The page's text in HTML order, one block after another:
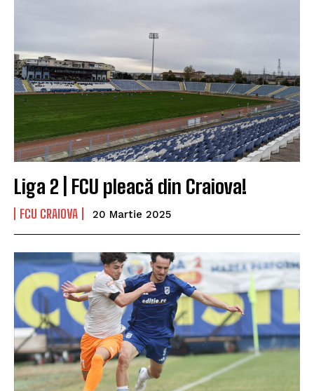
Liga 2 | FCU pleacă din Craiova!
FCU CRAIOVA 20 Martie 2025